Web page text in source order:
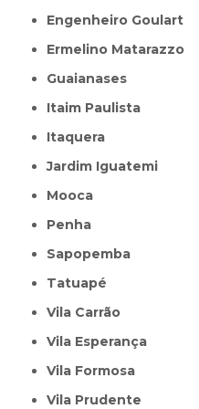
Engenheiro Goulart
Ermelino Matarazzo
Guaianases
Itaim Paulista
Itaquera
Jardim Iguatemi
Mooca
Penha
Sapopemba
Tatuapé
Vila Carrão
Vila Esperança
Vila Formosa
Vila Prudente